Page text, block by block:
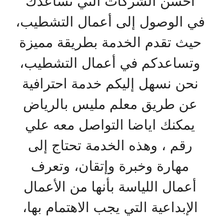
في الوصول إلى أعمال التشطيب،
حيث تقدم الخدمة بطريقة مميزة
وتساعدكم في أعمال التشطيب،
نحن نسهل إليكم خدمة احترافية
عن طريق معلم مليس بالرياض
يمكنك اياضا التواصل معه علي
رقم ، وهذه الخدمة تحتاج إلى
مهارة وخبرة وإتقان، وتعرف
أعمال اللياسة بأنها من الأعمال
الإبداعية التي يجب الاهتمام بها،